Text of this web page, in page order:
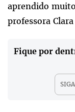
aprendido
professora
Fique por